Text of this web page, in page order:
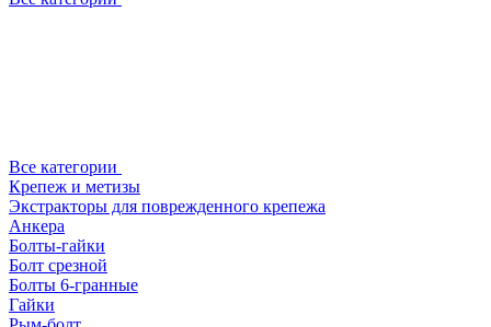
Все категории
Крепеж и метизы
Экстракторы для поврежденного крепежа
Анкера
Болты-гайки
Болт срезной
Болты 6-гранные
Гайки